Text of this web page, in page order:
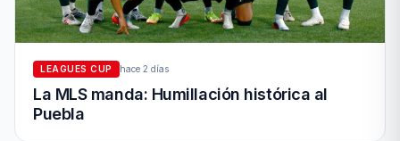
LEAGUES CUP hace 2 días
La MLS manda: Humillación histórica al
Puebla